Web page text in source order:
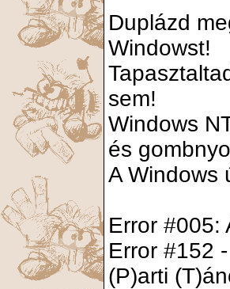
Duplázd
Windowst!
sem!
Windows
és
A Windows
Error #005:
Error #152
(P)arti